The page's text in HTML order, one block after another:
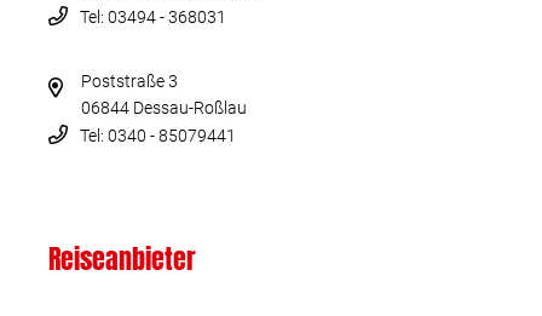
Tel: 03494 - 368031
Poststraße 3
06844 Dessau-Roßlau
Tel: 0340 - 85079441
Reiseanbieter